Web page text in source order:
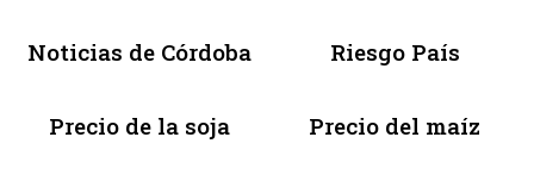
Noticias de Córdoba Riesgo País
Precio de la soja Precio del maíz